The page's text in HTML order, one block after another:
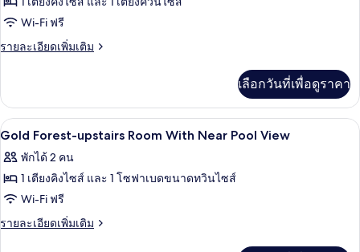
Forest
View
ของ
Gold
With
Forest
View
Wi-Fi ฟรี
รายละเอียดเพิ่มเติม
ราย
เกี่ยว
กับ
Gold
Room
With
View
เลือกวันที่เพื่อดูราคา
เปิด
ภาพถ่าย
ทั้งหมด
ของ
Gold
ฝักบัว, ของใช้ในห้องน้ำฟรี, ไดร์เป่าผม
2
Gold Forest-upstairs Room With Near Pool View
พักได้ 2 คน
1 เตียงคิงไซส์ และ 1 โซฟาเบดขนาดทวินไซส์
Wi-Fi ฟรี
รายละเอียดเพิ่มเติม
ราย